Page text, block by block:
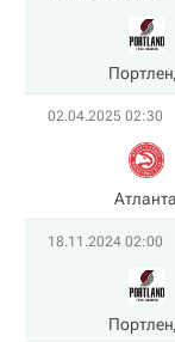
02.04.2025 02:30
Атланта
18.11.2024 02:00